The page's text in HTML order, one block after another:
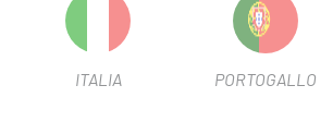
DIAMETRO DEL FILTRO 26"
ITALIA PORTOGALLO